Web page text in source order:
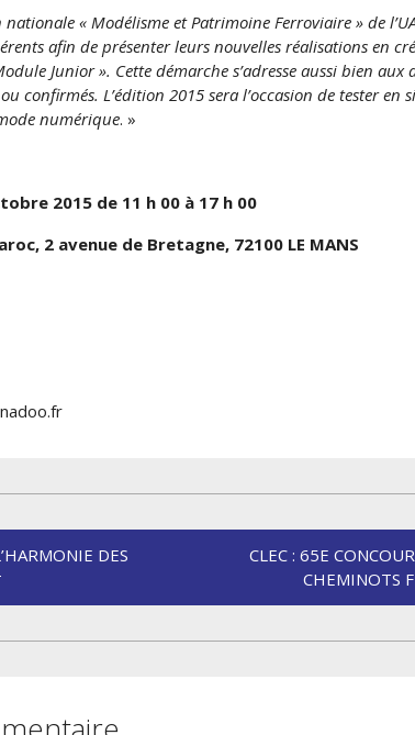
« Modélisme et Patrimoine Ferroviaire » de
afin de présenter leurs nouvelles réalisations en
Junior ». Cette démarche s’adresse aussi bien aux
confirmés. L’édition 2015 sera l’occasion de tester en
numérique. »
2015 de 11 h 00 à 17 h 00
2 avenue de Bretagne, 72100 LE MANS
DES
CLEC : 65E
CHEMINOTS